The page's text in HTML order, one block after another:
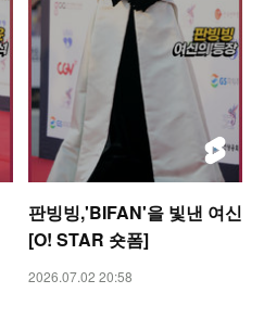
판빙빙,'BIFAN'을 빛낸 여신
[O! STAR 숏폼]
2026.07.02 20:58